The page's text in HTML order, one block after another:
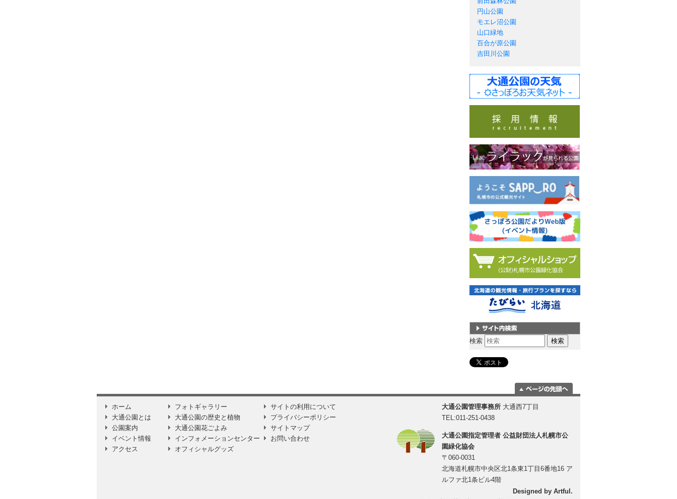
円山公園
モエレ沼公園
山口緑地
百合が原公園
吉田川公園
サイト内検索
検索
に移動
ホーム
大通公園とは
公園案内
イベント情報
アクセス
フォトギャラリー
大通公園の歴史と植物
大通公園花ごよみ
インフォメーションセンター
オフィシャルグッズ
サイトの利用について
プライバシーポリシー
サイトマップ
お問い合わせ
大通公園管理事務所 大通西7丁目
TEL:011-251-0438
大通公園指定管理者 公益財団法人札幌市公
園緑化協会
〒060-0031
北海道札幌市中央区北1条東1丁目6番地16 ア
ルファ北1条ビル4階
Designed by Artful.